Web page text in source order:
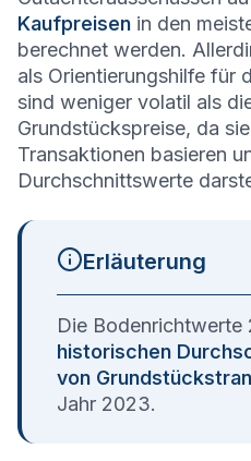
Kaufpreisen in den
berechnet werden.
als Orientierungshilfe für
sind weniger volatil als
Grundstückspreise, da
Transaktionen basieren
Durchschnittswerte
Erläuterung
Die Bodenrichtwerte
historischen
von
Jahr 2023.